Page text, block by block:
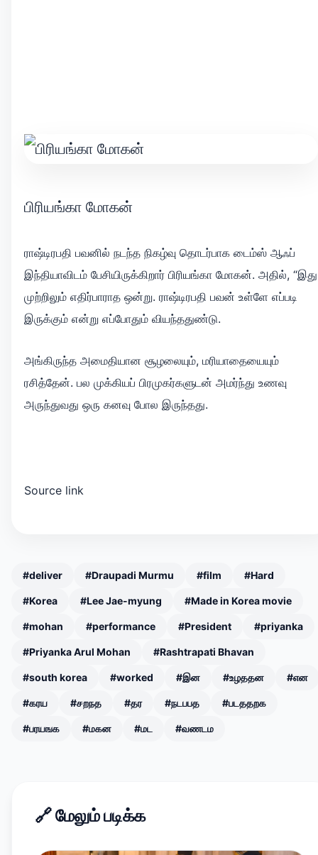
பிரியங்கா மோகன்
ராஷ்டிரபதி பவனில் நடந்த நிகழ்வு தொடர்பாக டைம்ஸ் ஆஃப்
இந்தியாவிடம் பேசியிருக்கிறார் பிரியங்கா மோகன். அதில், “இது
முற்றிலும் எதிர்பாராத ஒன்று. ராஷ்டிரபதி பவன் உள்ளே எப்படி
இருக்கும் என்று எப்போதும் வியந்ததுண்டு.
அங்கிருந்த அமைதியான சூழலையும், மரியாதையையும்
ரசித்தேன். பல முக்கியப் பிரமுகர்களுடன் அமர்ந்து உணவு
அருந்துவது ஒரு கனவு போல இருந்தது.
Source link
#deliver #Draupadi Murmu #film #Hard
#Korea #Lee Jae-myung #Made in Korea movie
#mohan #performance #President #priyanka
#Priyanka Arul Mohan #Rashtrapati Bhavan
#south korea #worked #இன #உழததன #என
#கரய #சறநத #தர #நடபபத #படததறக
#பரயஙக #மகன #மட #வணடம
🔗மேலும் படிக்க